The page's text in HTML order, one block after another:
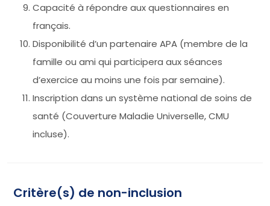
Capacité à répondre aux questionnaires en
français.
Disponibilité d’un partenaire APA (membre de la
famille ou ami qui participera aux séances
d’exercice au moins une fois par semaine).
Inscription dans un système national de soins de
santé (Couverture Maladie Universelle, CMU
incluse).
Critère(s) de non-inclusion